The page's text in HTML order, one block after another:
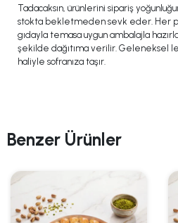
Tadacaksın, ürünlerini sipariş
stokta bekletmeden sevk eder. Her
gıdayla temasa uygun ambalajla
şekilde dağıtıma verilir. Geleneksel
haliyle sofranıza taşır.
Benzer Ürünler